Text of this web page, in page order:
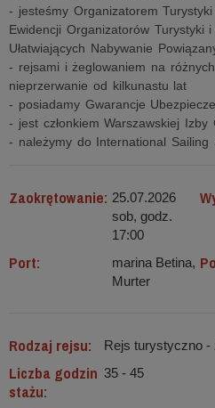
- jesteśmy Organizatorem
Ewidencji Organizatorów Turystyki
Ułatwiających Nabywanie
- rejsami i żeglowaniem na
nieprzerwanie od kilkunastu lat
- posiadamy Gwarancje
- jest członkiem Warszawskiej Izby
- należymy do International Sailing
Zaokrętowanie: 25.07.2026
sob, godz.
17:00
Port:
marina Betina,
Murter
Rodzaj rejsu: Rejs turystyczno -
Liczba godzin
stażu:
35 - 45